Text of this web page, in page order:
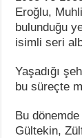
Eroğlu,
bulunduğu
isimli seri
Yaşadığı
bu süreçte
Bu
Gültekin,